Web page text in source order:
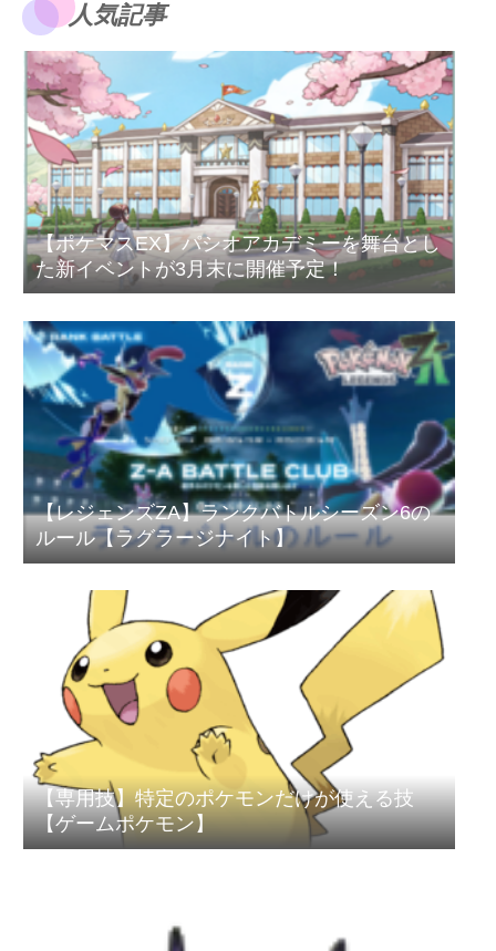
人気記事
【ポケマスEX】パシオアカデミーを舞台とし
た新イベントが3月末に開催予定！
【レジェンズZA】ランクバトルシーズン6の
ルール【ラグラージナイト】
【専用技】特定のポケモンだけが使える技
【ゲームポケモン】